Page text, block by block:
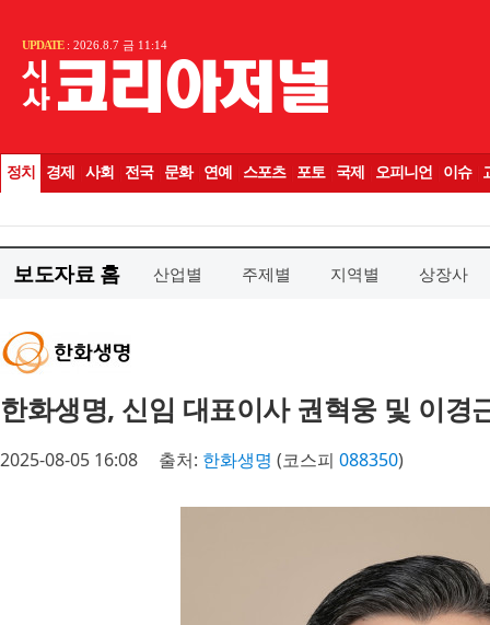
보도자료 홈 산업별 주제별 지역별 상장사
한화생명, 신임 대표이사 권혁웅 및 이경
2025-08-05 16:08 출처: 한화생명 (코스피 088350)